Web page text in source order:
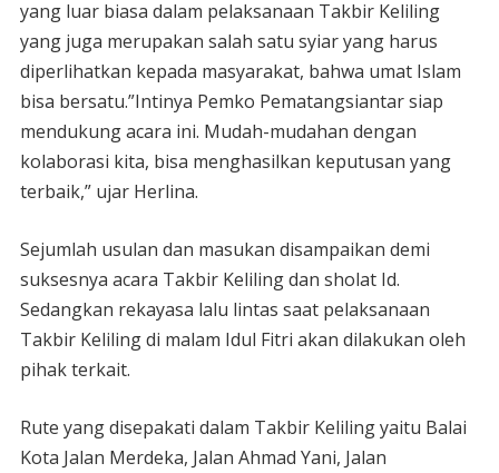
yang luar biasa dalam pelaksanaan Takbir Keliling
yang juga merupakan salah satu syiar yang harus
diperlihatkan kepada masyarakat, bahwa umat Islam
bisa bersatu.”Intinya Pemko Pematangsiantar siap
mendukung acara ini. Mudah-mudahan dengan
kolaborasi kita, bisa menghasilkan keputusan yang
terbaik,” ujar Herlina.
Sejumlah usulan dan masukan disampaikan demi
suksesnya acara Takbir Keliling dan sholat Id.
Sedangkan rekayasa lalu lintas saat pelaksanaan
Takbir Keliling di malam Idul Fitri akan dilakukan oleh
pihak terkait.
Rute yang disepakati dalam Takbir Keliling yaitu Balai
Kota Jalan Merdeka, Jalan Ahmad Yani, Jalan